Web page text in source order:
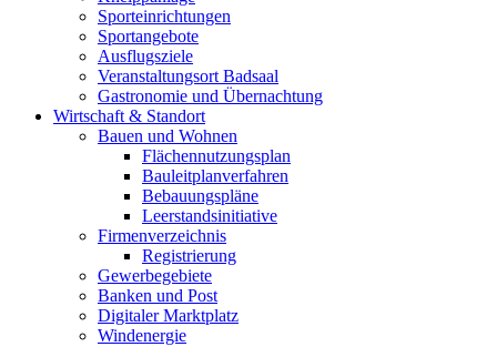
Sporteinrichtungen
Sportangebote
Ausflugsziele
Veranstaltungsort Badsaal
Gastronomie und Übernachtung
Wirtschaft & Standort
Bauen und Wohnen
Flächennutzungsplan
Bauleitplanverfahren
Bebauungspläne
Leerstandsinitiative
Firmenverzeichnis
Registrierung
Gewerbegebiete
Banken und Post
Digitaler Marktplatz
Windenergie